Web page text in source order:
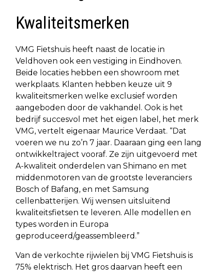
Kwaliteitsmerken
VMG Fietshuis heeft naast de locatie in
Veldhoven ook een vestiging in Eindhoven.
Beide locaties hebben een showroom met
werkplaats. Klanten hebben keuze uit 9
kwaliteitsmerken welke exclusief worden
aangeboden door de vakhandel. Ook is het
bedrijf succesvol met het eigen label, het merk
VMG, vertelt eigenaar Maurice Verdaat. “Dat
voeren we nu zo’n 7 jaar. Daaraan ging een lang
ontwikkeltraject vooraf. Ze zijn uitgevoerd met
A-kwaliteit onderdelen van Shimano en met
middenmotoren van de grootste leveranciers
Bosch of Bafang, en met Samsung
cellenbatterijen. Wij wensen uitsluitend
kwaliteitsfietsen te leveren. Alle modellen en
types worden in Europa
geproduceerd/geassembleerd.”
Van de verkochte rijwielen bij VMG Fietshuis is
75% elektrisch. Het gros daarvan heeft een